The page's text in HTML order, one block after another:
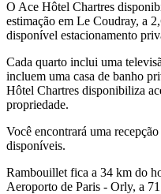
O Ace Hôtel Chartres
estimação em Le Coudray, a
disponível estacionamento
Cada quarto inclui uma
incluem uma casa de banho
Hôtel Chartres disponibiliza
propriedade.
Você encontrará uma
disponíveis.
Rambouillet fica a 34 km do
Aeroporto de Paris - Orly, a